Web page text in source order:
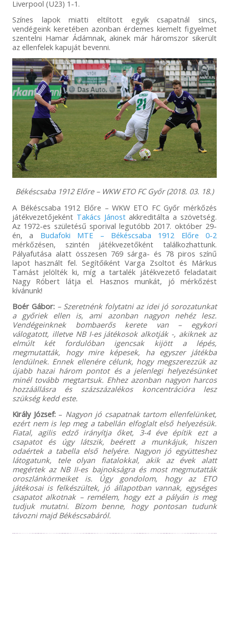
Liverpool (U23) 1-1.
Színes lapok miatti eltiltott egyik csapatnál sincs,
vendégeink keretében azonban érdemes kiemelt figyelmet
szentelni Hamar Ádámnak, akinek már háromszor sikerült
az ellenfelek kapuját bevenni.
Békéscsaba 1912 Előre – WKW ETO FC Győr (2018. 03. 18.)
A Békéscsaba 1912 Előre – WKW ETO FC Győr mérkőzés
játékvezetőjeként Takács Jánostakkreditálta a szövetség.
Az 1972-es születésű sporival legutóbb 2017. október 29-
én, a Budafoki MTE – Békéscsaba 1912 Előre 0-2
mérkőzésen, szintén játékvezetőként találkozhattunk.
Pályafutása alatt összesen 769 sárga- és 78 piros színű
lapot használt fel. Segítőiként Varga Zsoltot és Márkus
Tamást jelölték ki, míg a tartalék játékvezető feladatait
Nagy Róbert látja el. Hasznos munkát, jó mérkőzést
kívánunk!
Boér Gábor: – Szeretnénk folytatni az idei jó sorozatunkat
a győriek ellen is, ami azonban nagyon nehéz lesz.
Vendégeinknek bombaerős kerete van – egykori
válogatott, illetve NB I-es játékosok alkotják -, akiknek az
elmúlt két fordulóban igencsak kijött a lépés,
megmutatták, hogy mire képesek, ha egyszer játékba
lendülnek. Ennek ellenére célunk, hogy megszerezzük az
újabb hazai három pontot és a jelenlegi helyezésünket
minél tovább megtartsuk. Ehhez azonban nagyon harcos
hozzáállásra és százszázalékos koncentrációra lesz
szükség kedd este.
Király József:– Nagyon jó csapatnak tartom ellenfelünket,
ezért nem is lep meg a tabellán elfoglalt első helyezésük.
Fiatal, agilis edző irányítja őket, 3-4 éve építik ezt a
csapatot és úgy látszik, beérett a munkájuk, hiszen
odaértek a tabella első helyére. Nagyon jó együtteshez
látogatunk, tele olyan fiatalokkal, akik az évek alatt
megértek az NB II-es bajnokságra és most megmutatták
oroszlánkörmeiket is. Úgy gondolom, hogy az ETO
játékosai is felkészültek, jó állapotban vannak, egységes
csapatot alkotnak – remélem, hogy ezt a pályán is meg
tudjuk mutatni. Bízom benne, hogy pontosan tudunk
távozni majd Békéscsabáról.